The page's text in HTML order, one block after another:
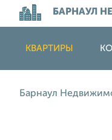
БАРНАУЛ
КВАРТИРЫ
Барнаул